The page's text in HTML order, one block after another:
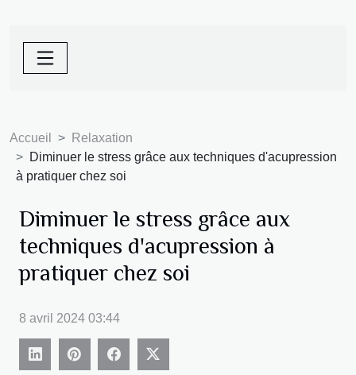
Accueil
Relaxation
Diminuer le stress grâce aux techniques d'acupression
à pratiquer chez soi
Diminuer le stress grâce aux
techniques d'acupression à
pratiquer chez soi
8 avril 2024 03:44